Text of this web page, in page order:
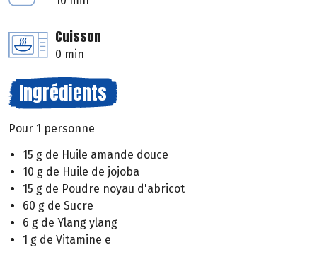
Cuisson
0 min
Ingrédients
Pour 1 personne
15 g de Huile amande douce
10 g de Huile de jojoba
15 g de Poudre noyau d'abricot
60 g de Sucre
6 g de Ylang ylang
1 g de Vitamine e